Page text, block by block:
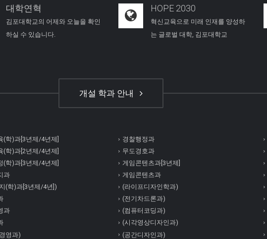
대학연혁
김포대학교의 어제와 오늘을 확인
하실 수 있습니다.
HOPE 2030
혁신교육으로 미래 인재를 양성하
는 글로벌 대학, 김포대학교
개설 학과 안내
(학)과[3년제/4년제]
(학)과[2년제/4년제]
(학)과[3년제/4년제]
과
(학)과[3년제/4년])
과
영과)
경찰행정과
무도경호과
게임콘텐츠과[3년제]
게임콘텐츠과
(라이프디자인학과)
(전기차드론과)
(컴퓨터코딩과)
(시각영상디자인과)
(공간디자인과)